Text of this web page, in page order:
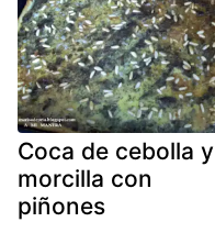
Coca de cebolla y
morcilla con
piñones